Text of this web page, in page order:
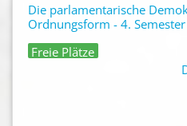
Die parlamentarische
Ordnungsform - 4. Semester
Freie Plätze